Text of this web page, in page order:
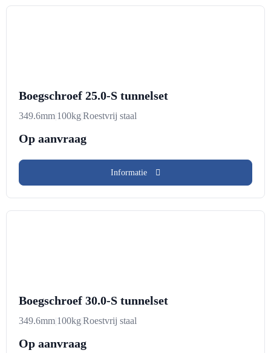
Boegschroef 25.0-S tunnelset
349.6mm 100kg Roestvrij staal
Op aanvraag
Informatie
Boegschroef 30.0-S tunnelset
349.6mm 100kg Roestvrij staal
Op aanvraag